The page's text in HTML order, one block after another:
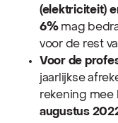
(elektriciteit)
6%mag
voor de rest
Voor de
jaarlijkse
rekening
augustus